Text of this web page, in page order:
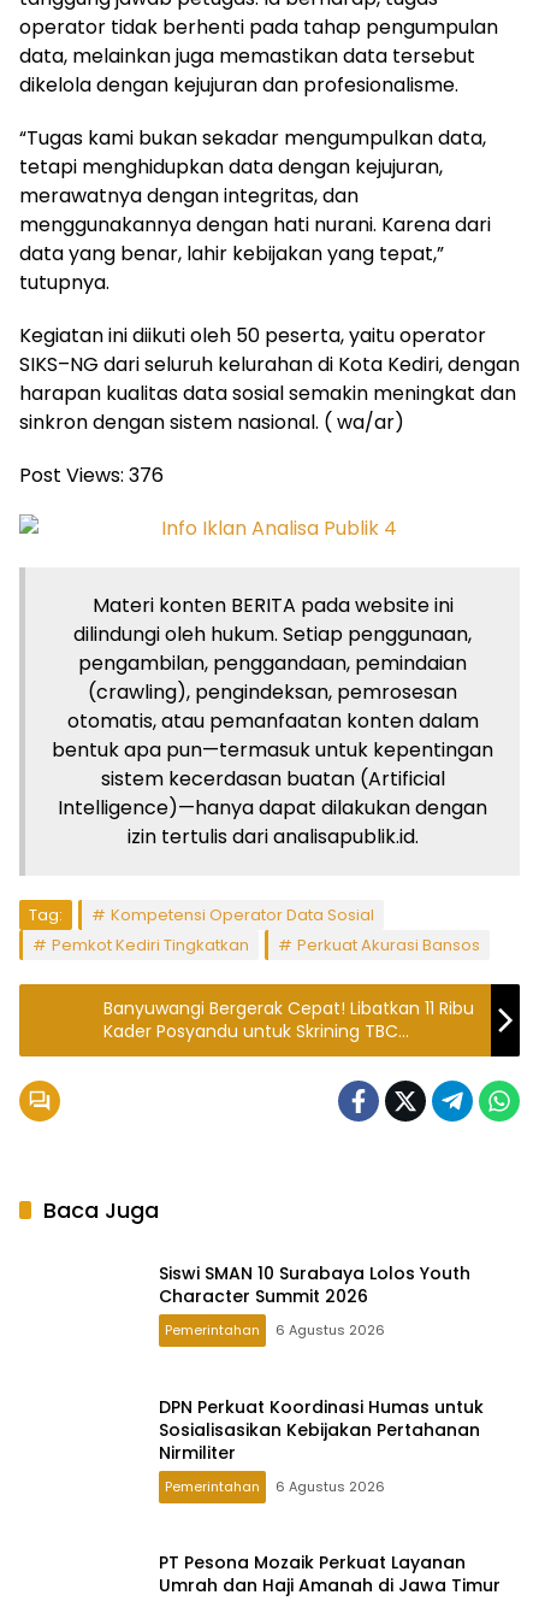
operator tidak berhenti pada tahap pengumpulan
data, melainkan juga memastikan data tersebut
dikelola dengan kejujuran dan profesionalisme.
​“Tugas kami bukan sekadar mengumpulkan data,
tetapi menghidupkan data dengan kejujuran,
merawatnya dengan integritas, dan
menggunakannya dengan hati nurani. Karena dari
data yang benar, lahir kebijakan yang tepat,”
tutupnya.
​Kegiatan ini diikuti oleh 50 peserta, yaitu operator
SIKS–NG dari seluruh kelurahan di Kota Kediri, dengan
harapan kualitas data sosial semakin meningkat dan
sinkron dengan sistem nasional. ( wa/ar)
Post Views: 376
Materi konten BERITA pada website ini
dilindungi oleh hukum. Setiap penggunaan,
pengambilan, penggandaan, pemindaian
(crawling), pengindeksan, pemrosesan
otomatis, atau pemanfaatan konten dalam
bentuk apa pun—termasuk untuk kepentingan
sistem kecerdasan buatan (Artificial
Intelligence)—hanya dapat dilakukan dengan
izin tertulis dari analisapublik.id.
Tag:
Kompetensi Operator Data Sosial
Pemkot Kediri Tingkatkan
Perkuat Akurasi Bansos
Banyuwangi Bergerak Cepat! Libatkan 11 Ribu
Kader Posyandu untuk Skrining TBC
Serentak.
Baca Juga
Siswi SMAN 10 Surabaya Lolos Youth
Character Summit 2026
Pemerintahan 6 Agustus 2026
DPN Perkuat Koordinasi Humas untuk
Sosialisasikan Kebijakan Pertahanan
Nirmiliter
Pemerintahan 6 Agustus 2026
PT Pesona Mozaik Perkuat Layanan
Umrah dan Haji Amanah di Jawa Timur